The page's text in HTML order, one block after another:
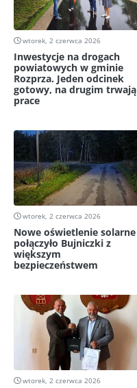
wtorek, 2 czerwca 2026
Inwestycje na drogach
powiatowych w gminie
Rozprza. Jeden odcinek
gotowy, na drugim trwają
prace
wtorek, 2 czerwca 2026
Nowe oświetlenie solarne
połączyło Bujniczki z
większym
bezpieczeństwem
wtorek, 2 czerwca 2026